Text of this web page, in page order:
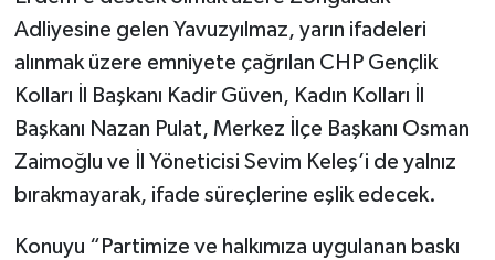
Adliyesine gelen Yavuzyılmaz, yarın ifadeleri
alınmak üzere emniyete çağrılan CHP Gençlik
Kolları İl Başkanı Kadir Güven, Kadın Kolları İl
Başkanı Nazan Pulat, Merkez İlçe Başkanı Osman
Zaimoğlu ve İl Yöneticisi Sevim Keleş’i de yalnız
bırakmayarak, ifade süreçlerine eşlik edecek.
Konuyu “Partimize ve halkımıza uygulanan baskı
Kilimli
Kültür - Sanat
MAGAZİN
Resmi İlan